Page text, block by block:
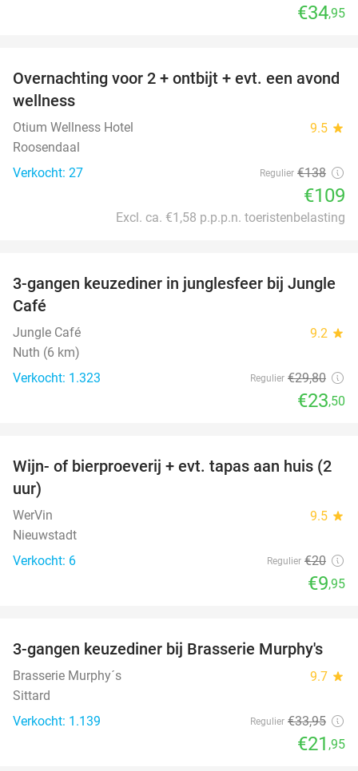
€34,95
21%
Overnachting voor 2 + ontbijt + evt. een avond
wellness
Otium Wellness Hotel 9.5 star
Roosendaal
Verkocht: 27
Regulier €138
€109
Excl. ca. €1,58 p.p.p.n. toeristenbelasting
21%
3-gangen keuzediner in junglesfeer bij Jungle
Café
Jungle Café 9.2 star
Nuth (6 km)
Verkocht: 1.323
Regulier €29,80
€23,50
50%
Wijn- of bierproeverij + evt. tapas aan huis (2
uur)
WerVin 9.5 star
Nieuwstadt
Verkocht: 6
Regulier €20
€9,95
35%
3-gangen keuzediner bij Brasserie Murphy's
Brasserie Murphy´s 9.7 star
Sittard
Verkocht: 1.139
Regulier €33,95
€21 ,95